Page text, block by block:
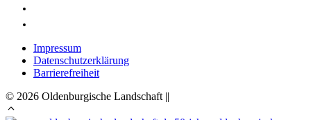
Impressum
Datenschutzerklärung
Barrierefreiheit
© 2026 Oldenburgische Landschaft ||